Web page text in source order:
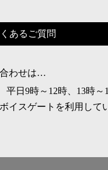
あるご質問
わせは…
平日9時～12時、13時～
イスゲートを利用して